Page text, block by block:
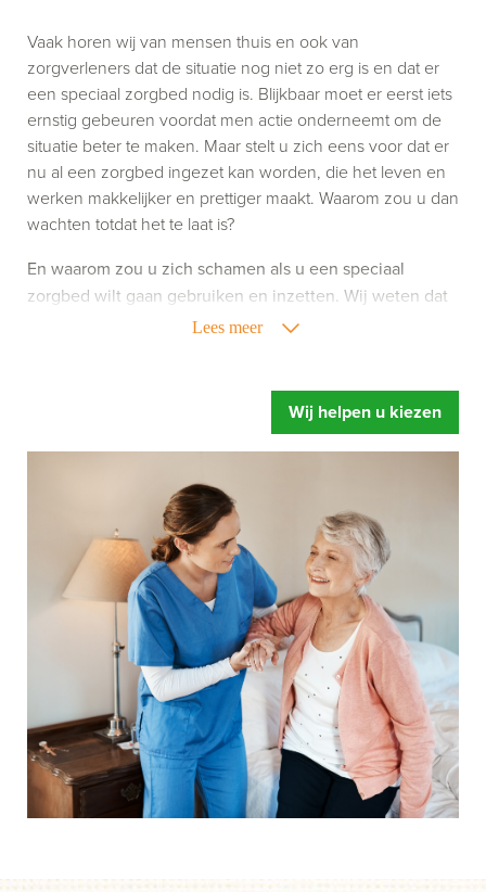
Vaak horen wij van mensen thuis en ook van
zorgverleners dat de situatie nog niet zo erg is en dat er
een speciaal zorgbed nodig is. Blijkbaar moet er eerst iets
ernstig gebeuren voordat men actie onderneemt om de
situatie beter te maken. Maar stelt u zich eens voor dat er
nu al een zorgbed ingezet kan worden, die het leven en
werken makkelijker en prettiger maakt. Waarom zou u dan
wachten totdat het te laat is?
Lees meer
En waarom zou u zich schamen als u een speciaal
zorgbed wilt gaan gebruiken en inzetten. Wij weten dat
het gebruik van zorghulpmiddelen niet altijd leuk is,
zorgbed doet, maar richt u vooral op wat een speciaal
zorgbed u oplevert. Meer ontspanning, u voelt zich fitter
en een betere begeleiding.
Mensen hebben snel de neiging om te zeggen dat hun
bed wel prima is. Of dat de instelling al over eigen
zorgbedden beschikt. Gelukkig maar zeggen wij dan,
maar legt u zich er niet te snel bij neer als uw situatie net
even anders is. Een speciaal zorgbed gaat namelijk veel
verder dan een standaard bed. Het bed is zo ingesteld dat
het kan draaien, kantelen en rechtop kan staan.
Afgestemd op de behoefte van het moment, zodat het de
zorghandelingen makkelijker en prettiger maakt. Dus start
uw aanvraag en wij helpen u op weg. Zonder dat iets
moet en zonder directe verplichtingen.
Als u er over nadenkt om een speciaal zorgbed te gaan
betaalt.
Onze ervaring leert dat mensen door een speciaal
Wij helpen u kiezen